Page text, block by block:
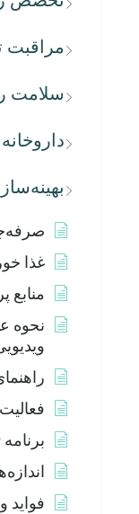
مراقبت
سلامت
داروخانه
غذا
منابع
نحوه
برنامه